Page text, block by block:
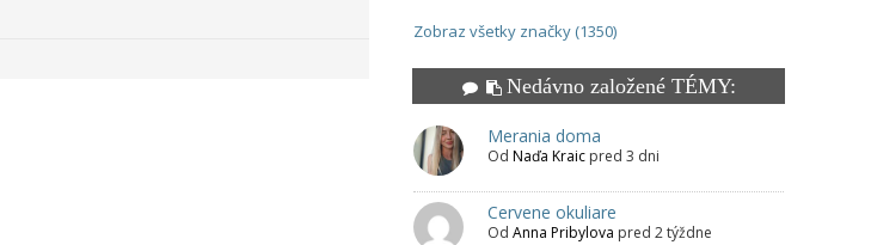
Zobraz všetky značky (1350)
Nedávno založené TÉMY:
Merania doma
Od Naďa Kraic pred 3 dni
Cervene okuliare
Od Anna Pribylova pred 2 týždne